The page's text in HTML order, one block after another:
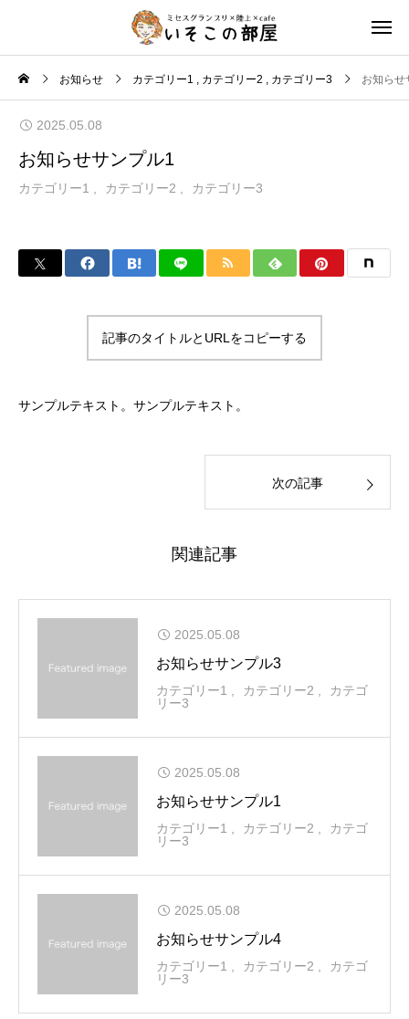
お知らせ カテゴリー1 カテゴリー2 カテゴリー3 お知らせ
2025.05.08
お知らせサンプル1
カテゴリー1 カテゴリー2 カテゴリー3
記事のタイトルとURLをコピーする
サンプルテキスト。サンプルテキスト。
次の記事
関連記事
2025.05.08
お知らせサンプル3
カテゴリー1 カテゴリー2
カテゴ
リー3
2025.05.08
お知らせサンプル1
カテゴリー1 カテゴリー2
カテゴ
リー3
2025.05.08
お知らせサンプル4
カテゴリー1 カテゴリー2
カテゴ
リー3